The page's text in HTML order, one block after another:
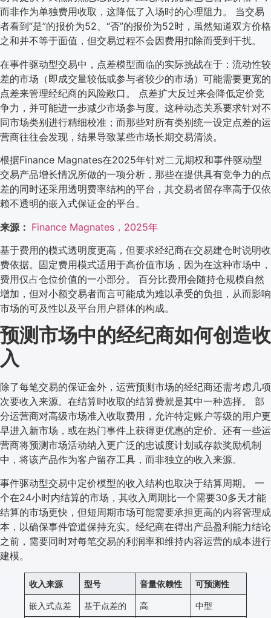
而非作为单独费用收取，这降低了入场时的心理阻力。 当交易
者看到“是”的报价为52、“否”的报价为52时，虽然知道双方价格
之和并不等于面值，但交易过程不会因费用扣除而受到干扰。
在事件驱动型交易中，点差模型面临的实际挑战在于：流动性较
差的市场（即成交量较低或参与者较少的市场）可能需要更宽的
点差来管理经纪商的风险敞口。 点差扩大反过来会降低定价竞
争力，并可能进一步减少市场参与度。这种动态关系要求针对不
同市场类别进行精细校准；而那些对所有类别统一设定点差的运
营商往往会发现，结果导致某些市场长期交易清淡。
根据Finance Magnates在2025年针对二元期权和事件驱动型
交易产品增长情况所做的一项分析，那些在提供具有竞争力的点
差的同时还采用透明费率结构的平台，其交易者留存率高于仅依
赖不透明的嵌入式保证金的平台。
来源： Finance Magnates，2025年
基于费用的模式透明度更高，但要求经纪商在交易建仓时说明收
费依据。固定费用模式适用于高价值市场，因为在这种市场中，
费用仅占仓位价值的一小部分。 百分比费用会随持仓规模自然
增加，但对小额交易者而言可能成为难以承受的负担，从而影响
市场的可及性以及平台用户群体的构成。
预测市场中的经纪商如何创造收
入
除了每笔交易的保证金外，运营预测市场的经纪商还需考虑几项
次要收入来源。在结算时收取的结算费就是其中一种选择。 部
分运营商对高级市场准入收取费用，允许特定账户等级的用户更
早进入新市场，或在热门事件上获得更优惠的定价。还有一些运
营商将预测市场活动纳入更广泛的忠诚度计划或存款奖励机制
中，将该产品作为客户留存工具，而非独立的收入来源。
事件驱动型交易中定价模型的收入结构也取决于结算周期。 一
个在24小时内结算的市场，其收入周期比一个需要30多天才能
结算的市场更快，但短周期市场可能需要承担更高的内容管理成
本，以确保事件管道保持充实。经纪商在得出产品盈利能力结论
之前，需要同时对每笔交易的利润率和维持内容运营的成本进行
建模。
收入来源 型号 音量依赖性 可预测性
嵌入式点差 基于点差的 高 中型